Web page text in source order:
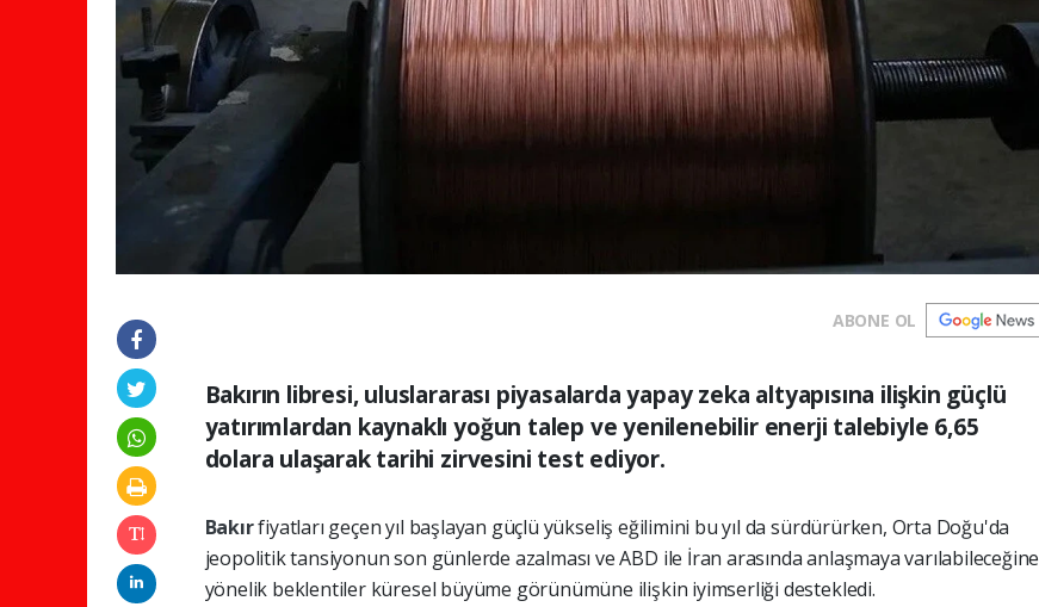
ABONE OL
Bakırın libresi, uluslararası piyasalarda yapay zeka altyapısına ilişkin güçlü
yatırımlardan kaynaklı yoğun talep ve yenilenebilir enerji talebiyle 6,65
dolara ulaşarak tarihi zirvesini test ediyor.
Bakırfiyatları geçen yıl başlayan güçlü yükseliş eğilimini bu yıl da sürdürürken, Orta Doğu'da
jeopolitik tansiyonun son günlerde azalması ve ABD ile İran arasında anlaşmaya varılabileceğine
yönelik beklentiler küresel büyüme görünümüne ilişkin iyimserliği destekledi.